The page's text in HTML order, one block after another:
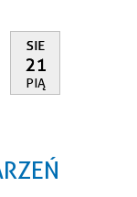
SIE
21
PIĄ